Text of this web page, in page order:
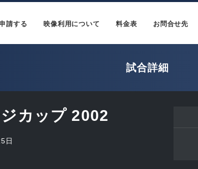
請する 映像利用について 料金表 お問合せ先
試合詳細
カップ 2002
日